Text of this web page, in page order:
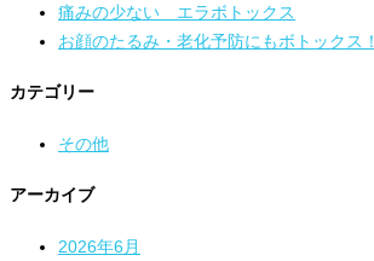
痛みの少ない エラボトックス
お顔のたるみ・老化予防にもボトックス！
カテゴリー
その他
アーカイブ
2026年6月